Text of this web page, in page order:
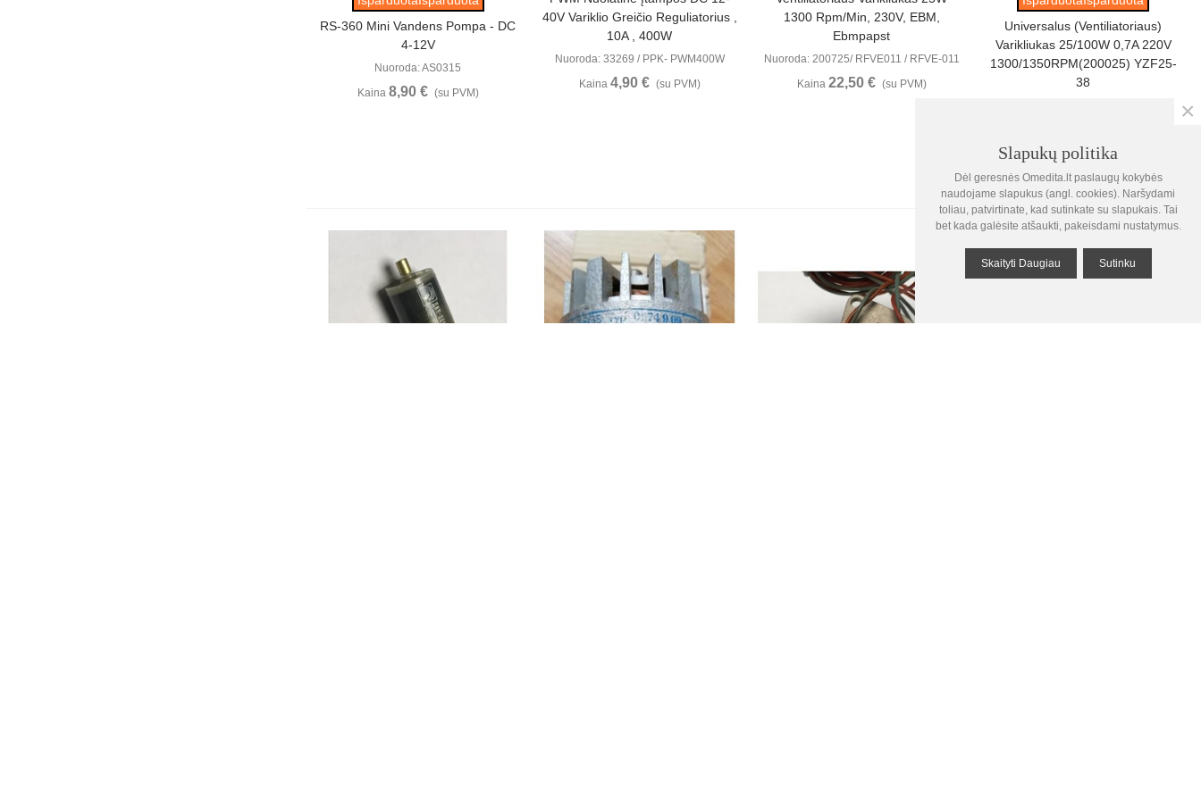
RS-360 Mini Vandens Pompa - DC
4-12V
Nuoroda: AS0315
Kaina 8,90 € (su PVM)
40V Variklio Greičio Reguliatorius ,
10A , 400W
Nuoroda: 33269 / PPK- PWM400W
Kaina 4,90 € (su PVM)
1300 Rpm/min, 230V, EBM,
Ebmpapst
Nuoroda: 200725/ RFVE011 / RFVE-011
Kaina 22,50 € (su PVM)
Universalus (ventiliatoriaus)
Varikliukas 25/100W 0,7A 220V
1300/1350RPM(200025) YZF25-
38
Krepšelis
Slapukų politika
Dėl geresnės Omedita.lt paslaugų kokybės
naudojame slapukus (angl. cookies). Naršydami
toliau, patvirtinate, kad sutinkate su slapukais. Tai
bet kada galėsite atšaukti, pakeisdami nustatymus.
Skaityti Daugiau Sutinku
×